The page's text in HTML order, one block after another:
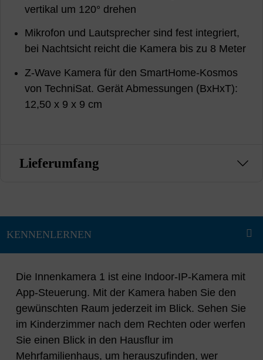
vertikal um 120° drehen
Mikrofon und Lautsprecher sind fest integriert,
bei Nachtsicht reicht die Kamera bis zu 8 Meter
Z-Wave Kamera für den SmartHome-Kosmos
von TechniSat. Gerät Abmessungen (BxHxT):
12,50 x 9 x 9 cm
Lieferumfang
Die Innenkamera 1 ist eine Indoor-IP-Kamera mit
App-Steuerung. Mit der Kamera haben Sie den
gewünschten Raum jederzeit im Blick. Sehen Sie
im Kinderzimmer nach dem Rechten oder werfen
Sie einen Blick in den Hausflur im
Mehrfamilienhaus, um herauszufinden, wer